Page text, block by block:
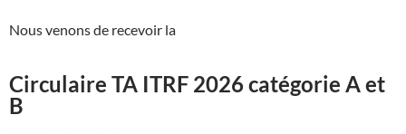
Nous venons de recevoir la
Circulaire TA ITRF 2026 catégorie A et
B